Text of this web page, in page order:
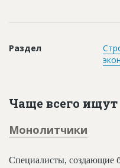
Раздел
Чаще всего ищут
Монолитчики
Специалисты, создающие